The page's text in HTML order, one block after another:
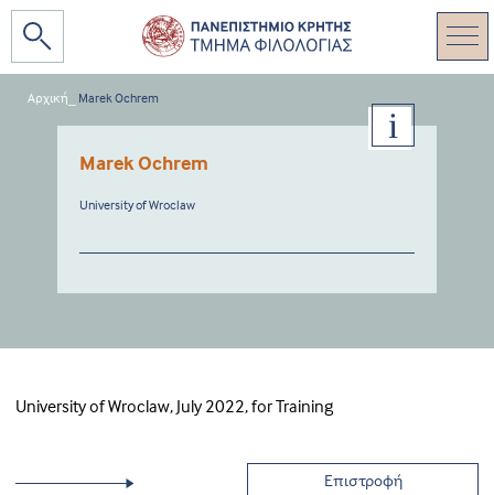
Αρχική Marek Ochrem
University of Wroclaw, July 2022, for Training
Επιστροφή
Marek Ochrem
University of Wroclaw